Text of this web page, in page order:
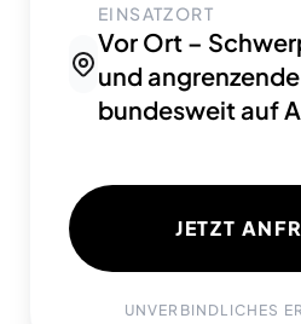
EINSATZORT
Vor Ort –
und
bundesweit auf
JETZT
UNVERBINDLICHES